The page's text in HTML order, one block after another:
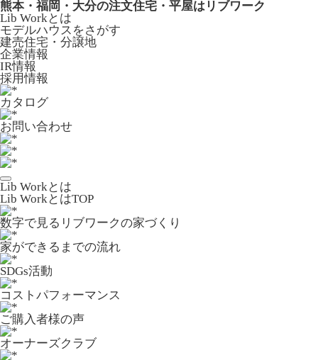
熊本・福岡・大分の注文住宅・平屋はリブワーク
Lib Workとは
モデルハウスをさがす
建売住宅・分譲地
企業情報
IR情報
採用情報
カタログ
お問い合わせ
Lib Workとは
Lib WorkとはTOP
数字で⾒るリブワークの家づくり
家ができるまでの流れ
SDGs活動
コストパフォーマンス
ご購入者様の声
オーナーズクラブ